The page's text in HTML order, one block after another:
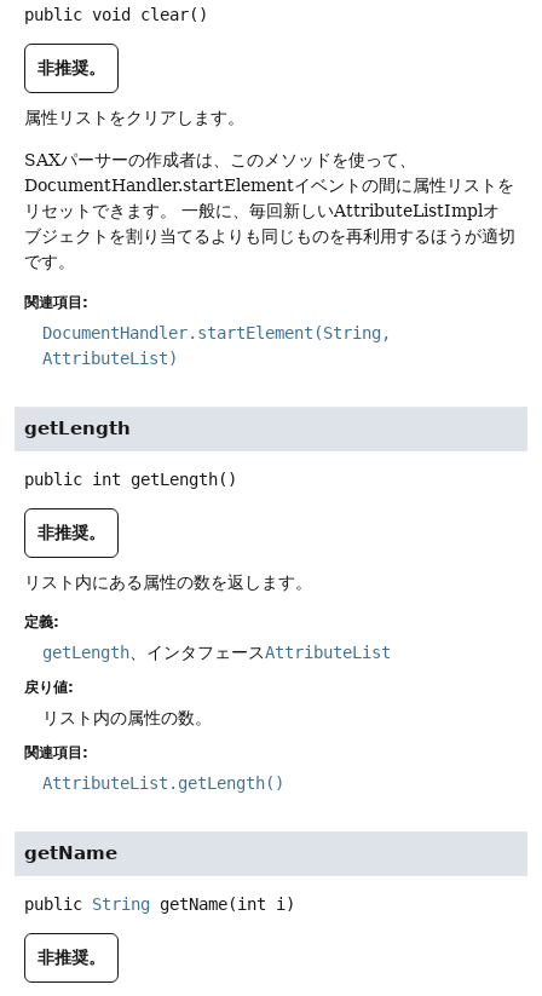
public void clear()
非推奨。
属性リストをクリアします。
SAXパーサーの作成者は、このメソッドを使って、
DocumentHandler.startElementイベントの間に属性リストを
リセットできます。
一般に、毎回新しいAttributeListImplオ
ブジェクトを割り当てるよりも同じものを再利用するほうが適切
です。
関連項目:
DocumentHandler.startElement(String,
AttributeList)
getLength
public int getLength()
非推奨。
リスト内にある属性の数を返します。
定義:
getLength 、インタフェースAttributeList
戻り値:
リスト内の属性の数。
関連項目:
AttributeList.getLength()
getName
public String getName(int i)
非推奨。